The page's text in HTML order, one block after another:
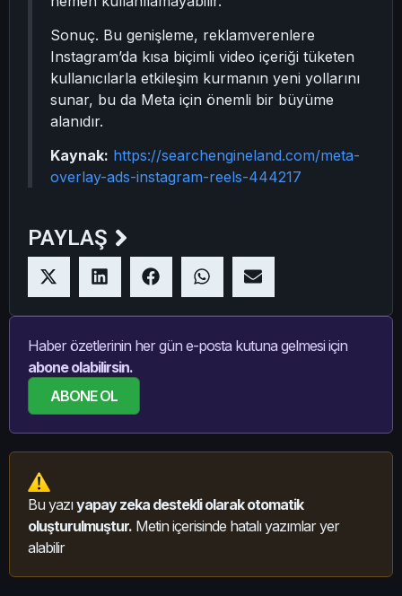
Sonuç. Bu genişleme, reklamverenlere
Instagram’da kısa biçimli video içeriği tüketen
kullanıcılarla etkileşim kurmanın yeni yollarını
sunar, bu da Meta için önemli bir büyüme
alanıdır.
Kaynak: https://searchengineland.com/meta-
overlay-ads-instagram-reels-444217
PAYLAŞ
Haber özetlerinin her gün e-posta kutuna gelmesi için
abone olabilirsin.
ABONE OL
Bu yazıyapay zeka destekli olarak otomatik
oluşturulmuştur. Metin içerisinde hatalı yazımlar yer
alabilir